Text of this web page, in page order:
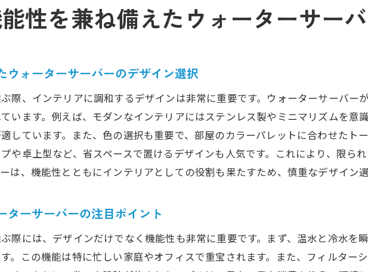
性を兼ね備えたウォーターサー
ウォーターサーバーのデザイン選択
際、インテリアに調和するデザインは非常に重要です。ウォーターサーバー
います。例えば、モダンなインテリアにはステンレス製やミニマリズムを意
しています。また、色の選択も重要で、部屋のカラーパレットに合わせたト
や卓上型など、省スペースで置けるデザインも人気です。これにより、限ら
は、機能性とともにインテリアとしての役割も果たすため、慎重なデザイン
ターサーバーの注目ポイント
際には、デザインだけでなく機能性も非常に重要です。まず、温水と冷水を
。この機能は特に忙しい家庭やオフィスで重宝されます。また、フィルター